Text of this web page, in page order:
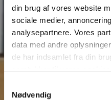
din brug af vores website
sociale medier,
analysepartnere. Vores
data med andre
de har indsamlet fra din
Nødvendig